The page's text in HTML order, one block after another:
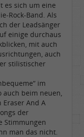
es sich um eine
Rock-Band. Als
der Leadsänger
einige durchaus
mit auch
auch
stilistischer
im
auch beim neuen,
And A
der
Stimmungen
man das nicht.